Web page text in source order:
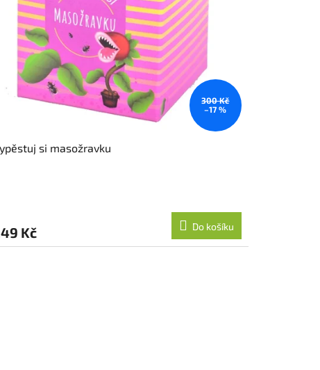
300 Kč
–17 %
si masožravku
Kč Do košíku